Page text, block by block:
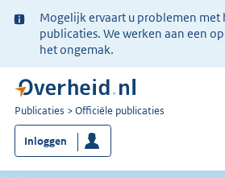
Ter
informatie:
Mogelijk ervaart u problemen met
publicaties. We werken aan een
het ongemak.
U
bent
nu
hier:
Publicaties Officiële publicaties
Inloggen